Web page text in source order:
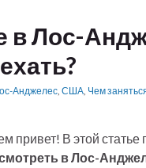
в Лос-
Анджелес, США, Чем
привет! В этой статье
в Лос-